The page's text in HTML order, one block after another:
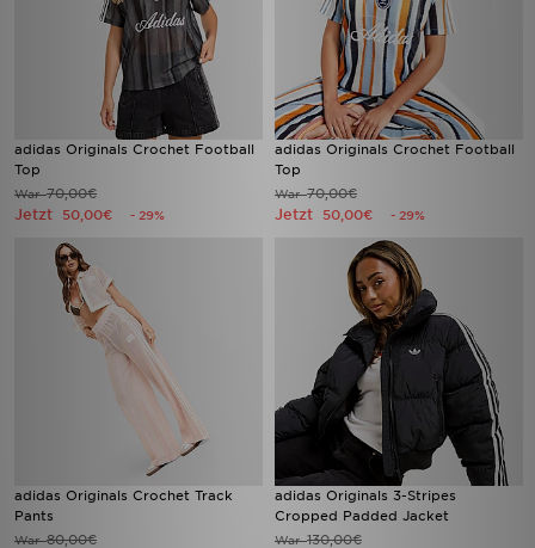
adidas Originals Crochet Football
Top
War70,00€
Jetzt 50,00€ - 29%
adidas Originals Crochet Football
Top
War70,00€
Jetzt 50,00€ - 29%
adidas Originals Crochet Track
Pants
War80,00€
adidas Originals 3-Stripes
Cropped Padded Jacket
War130,00€